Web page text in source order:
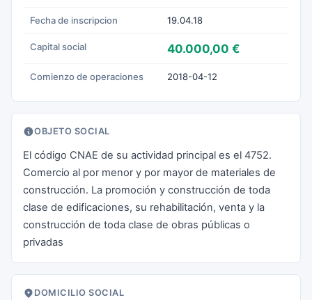
Fecha de inscripcion 19.04.18
Capital social 40.000,00 €
Comienzo de operaciones 2018-04-12
OBJETO SOCIAL
El código CNAE de su actividad principal es el 4752.
Comercio al por menor y por mayor de materiales de
construcción. La promoción y construcción de toda
clase de edificaciones, su rehabilitación, venta y la
construcción de toda clase de obras públicas o
privadas
DOMICILIO SOCIAL